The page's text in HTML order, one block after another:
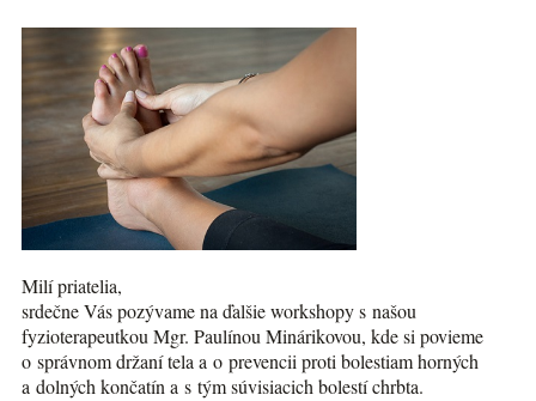
Milí priatelia,
srdečne Vás pozývame na ďalšie workshopy s našou
fyzioterapeutkou Mgr. Paulínou Minárikovou, kde si povieme
o správnom držaní tela a o prevencii proti bolestiam horných
a dolných končatín a s tým súvisiacich bolestí chrbta.